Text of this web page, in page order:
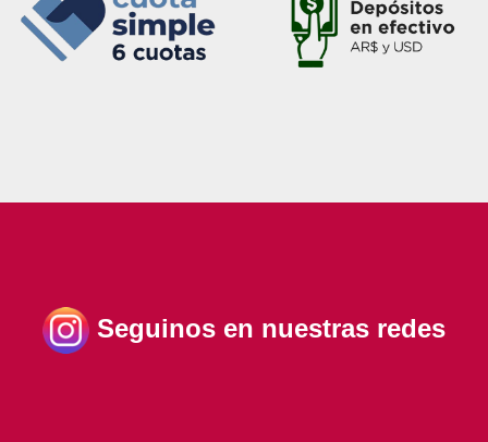
Seguinos en nuestras redes